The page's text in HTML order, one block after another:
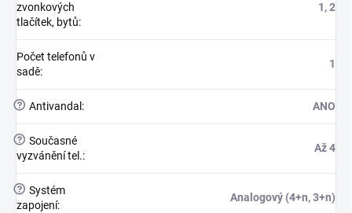
zvonkových
tlačítek, bytů:
1, 2
Počet telefonů v
sadě:
1
? Antivandal : ANO
? Současné
vyzvánění tel.:
Až 4
? Systém
zapojení:
Analogový (4+n, 3+n)